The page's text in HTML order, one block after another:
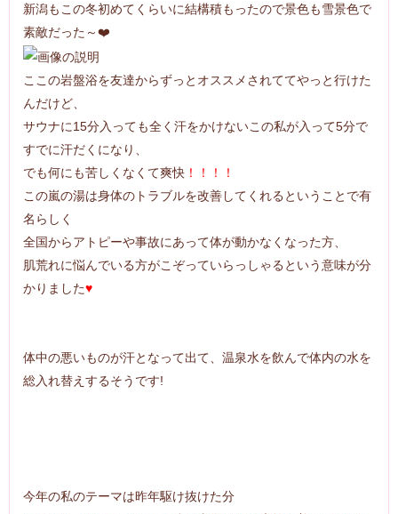
新潟もこの冬初めてくらいに結構積もったので景色も雪景色で
素敵だった～❤️
ここの岩盤浴を友達からずっとオススメされててやっと行けた
んだけど、
サウナに15分入っても全く汗をかけないこの私が入って5分で
すでに汗だくになり、
でも何にも苦しくなくて爽快 ！！！！
この嵐の湯は身体のトラブルを改善してくれるということで有
名らしく
全国からアトピーや事故にあって体が動かなくなった方、
肌荒れに悩んでいる方がこぞっていらっしゃるという意味が分
かりました♥
体中の悪いものが汗となって出て、温泉水を飲んで体内の水を
総入れ替えするそうです!
今年の私のテーマは昨年駆け抜けた分